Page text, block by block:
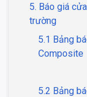
5. Báo giá
trường
5.1 Bảng
Composite
5.2 Bảng